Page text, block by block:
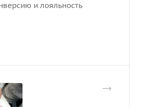
и лояльность